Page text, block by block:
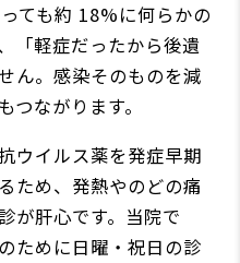
ても約 18%に何らかの
「軽症だったから後遺
ん。感染そのものを減
つながります。
ウイルス薬を発症早期
ため、発熱やのどの痛
が肝心です。当院で
ために日曜・祝日の診